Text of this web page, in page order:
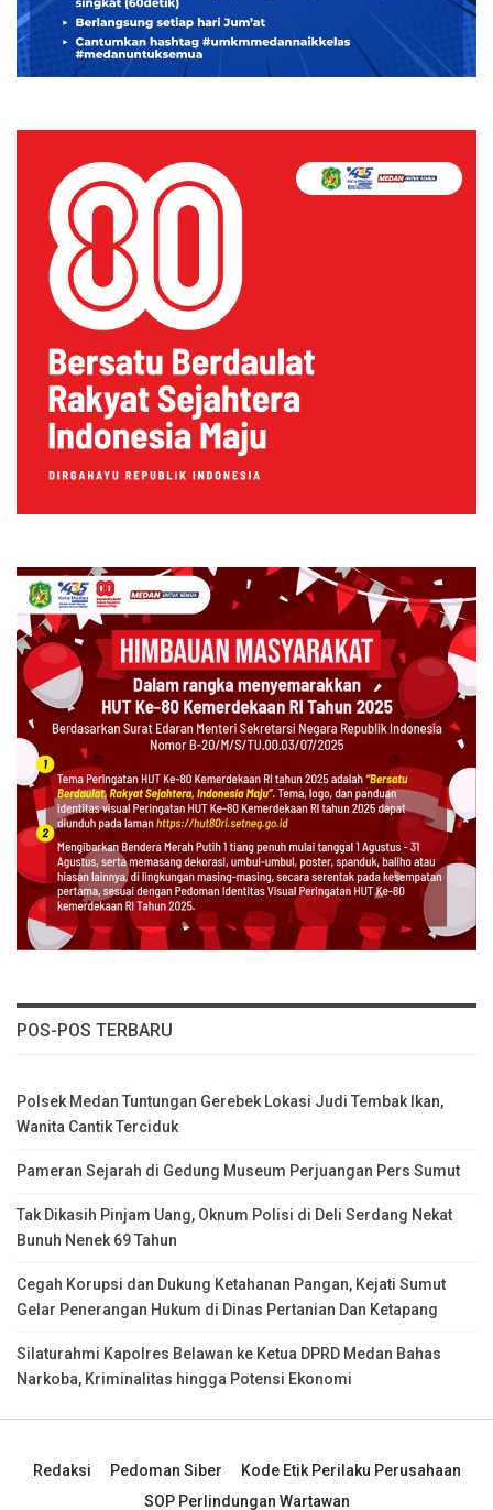
POS-POS TERBARU
Polsek Medan Tuntungan Gerebek Lokasi Judi Tembak Ikan,
Wanita Cantik Terciduk
Pameran Sejarah di Gedung Museum Perjuangan Pers Sumut
Tak Dikasih Pinjam Uang, Oknum Polisi di Deli Serdang Nekat
Bunuh Nenek 69 Tahun
Cegah Korupsi dan Dukung Ketahanan Pangan, Kejati Sumut
Gelar Penerangan Hukum di Dinas Pertanian Dan Ketapang
Silaturahmi Kapolres Belawan ke Ketua DPRD Medan Bahas
Narkoba, Kriminalitas hingga Potensi Ekonomi
Redaksi Pedoman Siber
Kode Etik Perilaku Perusahaan
SOP Perlindungan Wartawan